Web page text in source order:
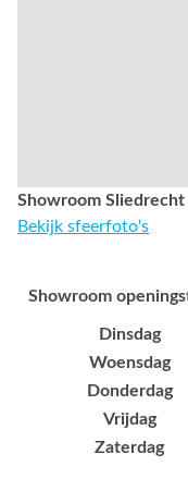
Showroom Sliedrecht
Bekijk sfeerfoto's
Showroom
Dinsdag
Woensdag
Donderdag
Vrijdag
Zaterdag